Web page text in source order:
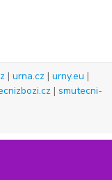
|urna.cz |urny.eu |
|smutecni-